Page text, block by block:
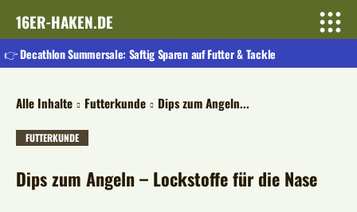
16ER-HAKEN.DE
👉 Decathlon Summersale: Saftig Sparen auf Futter & Tackle
Alle Inhalte Futterkunde Dips zum Angeln...
FUTTERKUNDE
Dips zum Angeln – Lockstoffe für die Nase